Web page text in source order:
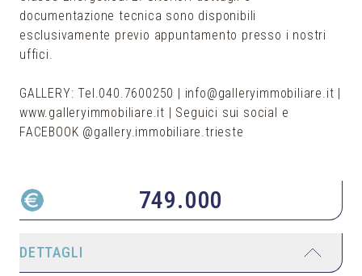
documentazione tecnica sono disponibili
esclusivamente previo appuntamento presso i nostri
uffici.
GALLERY: Tel.040.7600250 | info@galleryimmobiliare.it |
www.galleryimmobiliare.it | Seguici sui social e
FACEBOOK @gallery.immobiliare.trieste
749.000
DETTAGLI